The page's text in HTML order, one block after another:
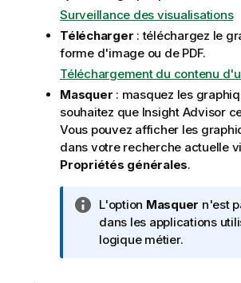
Surveillance des visualisations
Télécharger : téléchargez le
forme d'image ou de PDF.
Téléchargement du contenu
Masquer : masquez les
souhaitez que Insight Advisor
Vous pouvez afficher les
dans votre recherche actuelle
Propriétés générales.
N
o
t
L'option Masquer n'est
dans les applications
logique métier.